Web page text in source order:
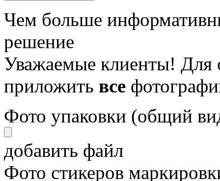
Чем больше
решение
Уважаемые клиенты! Для
приложить все
Фото упаковки (общий
добавить файл
Фото стикеров